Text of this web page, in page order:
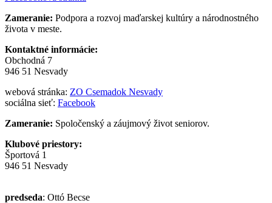
Zameranie: Podpora a rozvoj maďarskej kultúry a národnostného
života v meste.
Kontaktné informácie:
Obchodná 7
946 51 Nesvady
webová stránka: ZO Csemadok Nesvady
sociálna sieť: Facebook
Zameranie: Spoločenský a záujmový život seniorov.
Klubové priestory:
Športová 1
946 51 Nesvady
predseda: Ottó Becse